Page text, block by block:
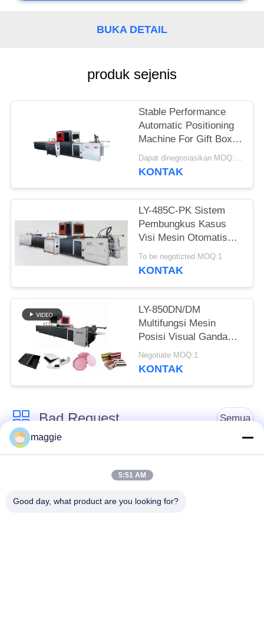
BUKA DETAIL
produk sejenis
Stable Performance
Automatic Positioning
Machine For Gift Box
Production
Dapat dinegosiasikan MOQ:1 Set
KONTAK
LY-485C-PK Sistem
Pembungkus Kasus
Visi Mesin Otomatis
Penuh Tingkat 30 Pcs
Per Menit
To be negotizted MOQ:1
KONTAK
LY-850DN/DM
Multifungsi Mesin
Posisi Visual Ganda
Mesin Pembuatan
Kotak Ganda
Negotiate MOQ:1
KONTAK
Bad Request Semua
Mesin Pembuat
mesin kardus
membuat kotak
Automatic Paper Box
Automatic Case
maggie
5:51 AM
Good day, what product are you looking for?